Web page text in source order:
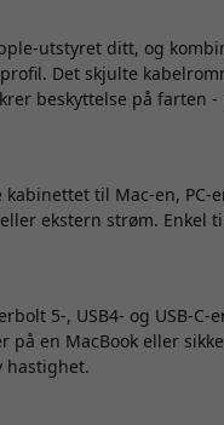
utstyret ditt, og
Det skjulte
beskyttelse på farten
til Mac-en, PC-
ekstern strøm. Enkel
5-, USB4- og USB-
en MacBook eller
hastighet.